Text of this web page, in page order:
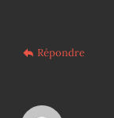
Répondre